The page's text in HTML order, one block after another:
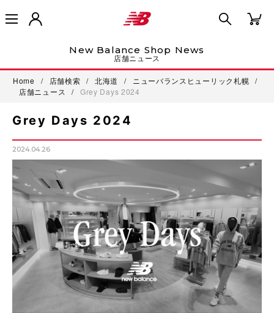
New Balance Shop News
店舗ニュース
Home / 店舗検索 / 北海道 / ニューバランスヒューリック札幌
/
店舗ニュース
/ Grey Days 2024
Grey Days 2024
2024.04.26